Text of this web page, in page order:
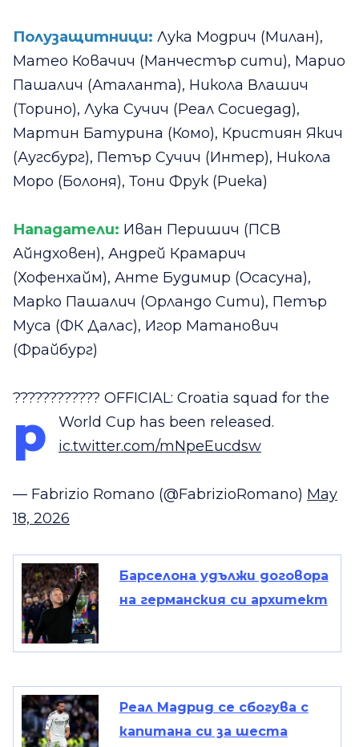
Полузащитници: Лука Модрич (Милан),
Матео Ковачич (Манчестър сити), Марио
Пашалич (Аталанта), Никола Влашич
(Торино), Лука Сучич (Реал Сосиедад),
Мартин Батурина (Комо), Кристиян Якич
(Аугсбург), Петър Сучич (Интер), Никола
Моро (Болоня), Тони Фрук (Риека)
Нападатели: Иван Перишич (ПСВ
Айндховен), Андрей Крамарич
(Хофенхайм), Анте Будимир (Осасуна),
Марко Пашалич (Орландо Сити), Петър
Муса (ФК Далас), Игор Матанович
(Фрайбург)
???????????? OFFICIAL: Croatia squad for the
World Cup has been released.
p ic.twitter.com/mNpeEucdsw
— Fabrizio Romano (@FabrizioRomano) May
18, 2026
Барселона удължи договора
на германския си архитект
Реал Мадрид се сбогува с
капитана си за шеста